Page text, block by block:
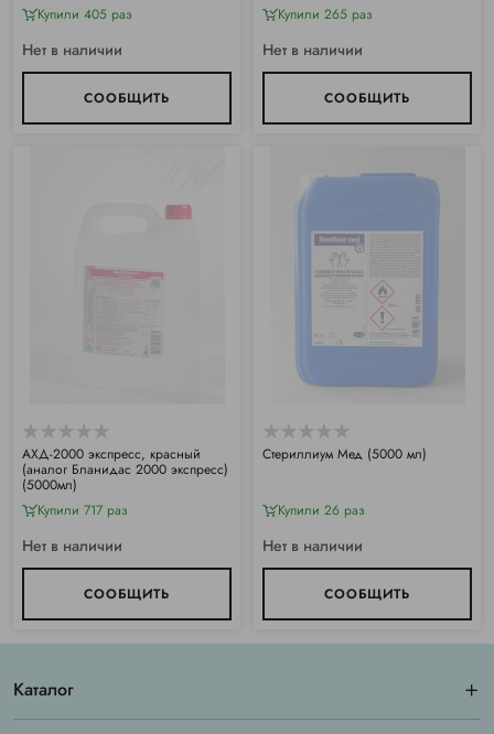
Купили 405 раз
Нет в наличии
СООБЩИТЬ
Купили 265 раз
Нет в наличии
СООБЩИТЬ
АХД-2000 экспресс, красный
(аналог Бланидас 2000 экспресс)
(5000мл)
Купили 717 раз
Нет в наличии
СООБЩИТЬ
Стериллиум Мед (5000 мл)
Купили 26 раз
Нет в наличии
СООБЩИТЬ
Каталог